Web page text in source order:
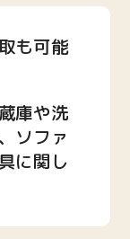
も可能
庫や洗
ソファ
に関し